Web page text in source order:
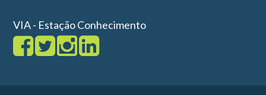
VIA - Estação Conhecimento